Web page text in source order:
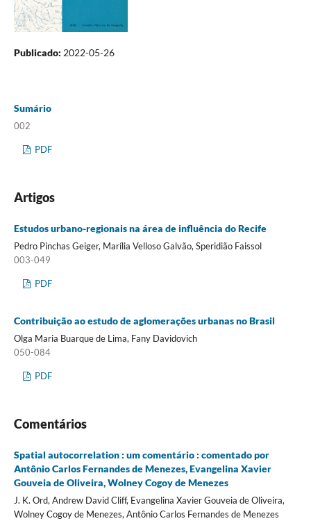
Publicado: 2022-05-26
Sumário
002
PDF
Artigos
Estudos urbano-regionais na área de influência do Recife
Pedro Pinchas Geiger, Marília Velloso Galvão, Speridião Faissol
003-049
PDF
Contribuição ao estudo de aglomerações urbanas no Brasil
Olga Maria Buarque de Lima, Fany Davidovich
050-084
PDF
Comentários
Spatial autocorrelation : um comentário : comentado por
Antônio Carlos Fernandes de Menezes, Evangelina Xavier
Gouveia de Oliveira, Wolney Cogoy de Menezes
J. K. Ord, Andrew David Cliff, Evangelina Xavier Gouveia de Oliveira,
Wolney Cogoy de Menezes, Antônio Carlos Fernandes de Menezes